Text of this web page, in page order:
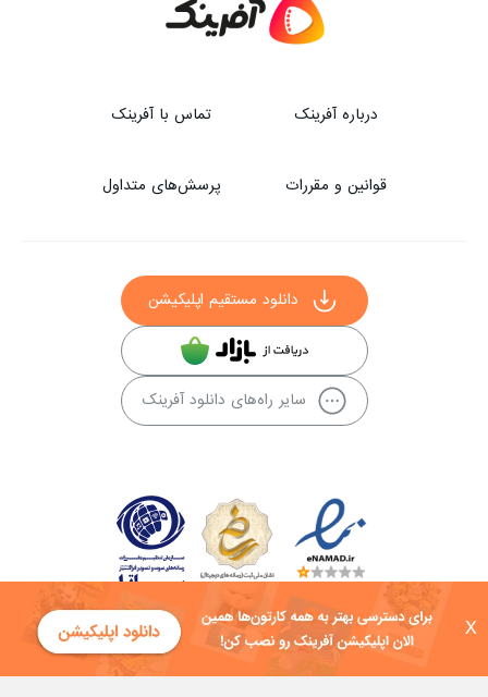
X
درباره آفرینک تماس با آفرینک
قوانین و مقررات پرسش‌های متداول
دانلود مستقیم اپلیکیشن
سایر راه‌های دانلود آفرینک
کلیه حقوق این سایت به شرکت توسعه فناوی هفت آسمان توکان تعلق دارد و